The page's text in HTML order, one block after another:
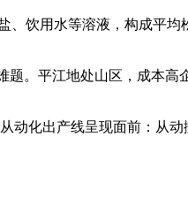
用水等溶液，构成平均
。平江地处山区，成本高
化出产线呈现面前：从